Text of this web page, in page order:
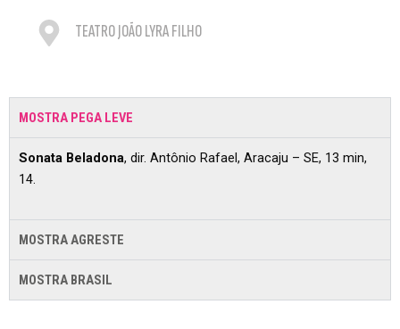
TEATRO JOÃO LYRA FILHO
MOSTRA PEGA LEVE
Sonata Beladona, dir. Antônio Rafael, Aracaju – SE, 13 min,
14.
MOSTRA AGRESTE
MOSTRA BRASIL